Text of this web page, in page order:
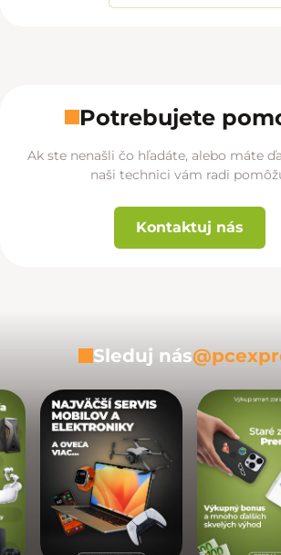
Potrebujete
Ak ste nenašli čo hľadáte, alebo máte
naši technici vám radi
Kontaktuj nás
Sleduj nás